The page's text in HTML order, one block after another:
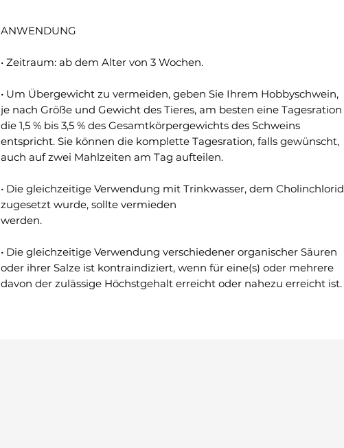
ANWENDUNG
• Zeitraum: ab dem Alter von 3 Wochen.
• Um Übergewicht zu vermeiden, geben Sie Ihrem Hobbyschwein,
je nach Größe und Gewicht des Tieres, am besten eine Tagesration
die 1,5 % bis 3,5 % des Gesamtkörpergewichts des Schweins
entspricht. Sie können die komplette Tagesration, falls gewünscht,
auch auf zwei Mahlzeiten am Tag aufteilen.
• Die gleichzeitige Verwendung mit Trinkwasser, dem Cholinchlorid
zugesetzt wurde, sollte vermieden
werden.
• Die gleichzeitige Verwendung verschiedener organischer Säuren
oder ihrer Salze ist kontraindiziert, wenn für eine(s) oder mehrere
davon der zulässige Höchstgehalt erreicht oder nahezu erreicht ist.